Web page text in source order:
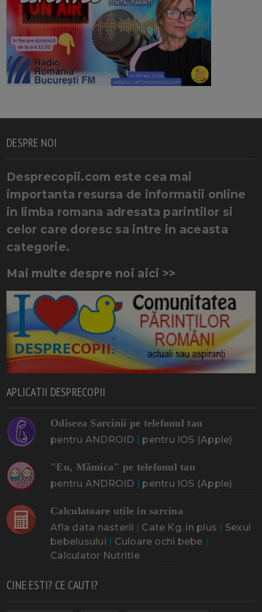
DESPRE NOI
Desprecopii.com este cea mai
importanta resursa de informatii online
in limba romana adresata parintilor si
celor care doresc sa intre in aceasta
categorie.
Mai multe despre noi aici >>
APLICATII DESPRECOPII
Odiseea Sarcinii pe telefonul tau
pentru ANDROID pentru IOS (Apple)
"Eu, Mămica" pe telefonul tau
pentru ANDROID pentru IOS (Apple)
Calculatoare utile in sarcina
Afla data nasterii Cate Kg. in plus
Sexul
bebelusului
Culoare ochi bebe
Calculator Nutritie
CINE ESTI? CE CAUTI?